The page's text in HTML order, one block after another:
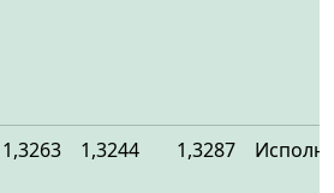
1,3263 1,3244 1,3287